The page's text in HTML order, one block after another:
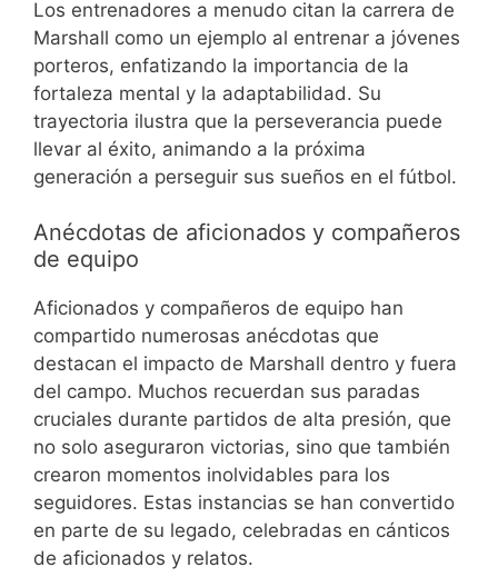
Los entrenadores a menudo citan la carrera de
Marshall como un ejemplo al entrenar a jóvenes
porteros, enfatizando la importancia de la
fortaleza mental y la adaptabilidad. Su
trayectoria ilustra que la perseverancia puede
llevar al éxito, animando a la próxima
generación a perseguir sus sueños en el fútbol.
Anécdotas de aficionados y compañeros
de equipo
Aficionados y compañeros de equipo han
compartido numerosas anécdotas que
destacan el impacto de Marshall dentro y fuera
del campo. Muchos recuerdan sus paradas
cruciales durante partidos de alta presión, que
no solo aseguraron victorias, sino que también
crearon momentos inolvidables para los
seguidores. Estas instancias se han convertido
en parte de su legado, celebradas en cánticos
de aficionados y relatos.